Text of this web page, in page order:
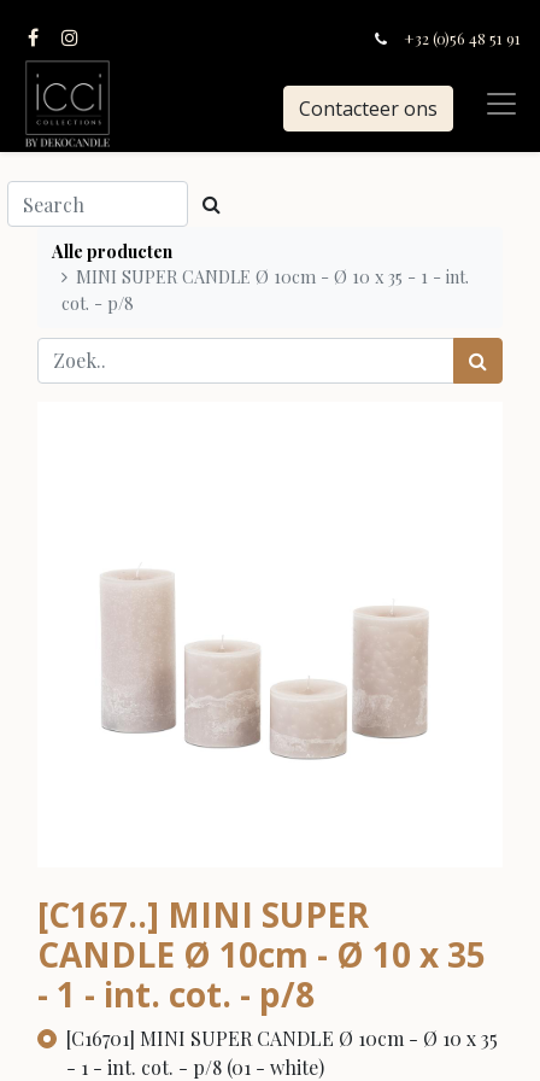
+32 (0)56 48 51 91
Contacteer ons
Alle producten
MINI SUPER CANDLE Ø 10cm - Ø 10 x 35 - 1 - int.
cot. - p/8
[C167..] MINI SUPER
CANDLE Ø 10cm - Ø 10 x 35
- 1 - int. cot. - p/8
[C16701] MINI SUPER CANDLE Ø 10cm - Ø 10 x 35
- 1 - int. cot. - p/8 (01 - white)